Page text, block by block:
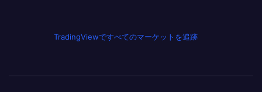
TradingViewですべてのマーケットを追跡